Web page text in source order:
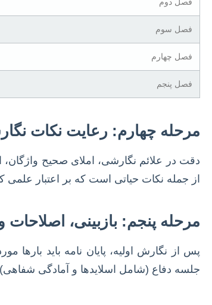
فصل دوم
فصل سوم
فصل چهارم
فصل پنجم
مرحله چهارم: رعایت نکات
از جمله نکات حیاتی است که بر اعتبار
مرحله پنجم: بازبینی، اصلاحات
پس از نگارش اولیه، پایان نامه باید بارها
جلسه دفاع (شامل اسلایدها و آمادگی شفاهی)